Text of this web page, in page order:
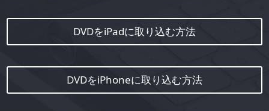
DVDをiPadに取り込む方法
DVDをiPhoneに取り込む方法